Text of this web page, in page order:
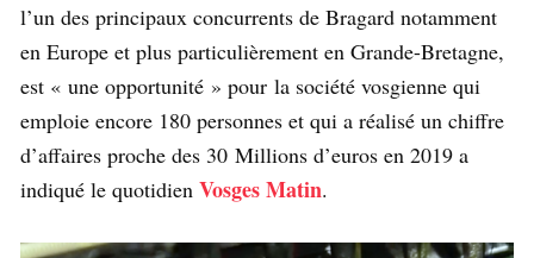
l’un des principaux concurrents de Bragard notamment
en Europe et plus particulièrement en Grande-Bretagne,
est « une opportunité » pour la société vosgienne qui
emploie encore 180 personnes et qui a réalisé un chiffre
d’affaires proche des 30 Millions d’euros en 2019 a
indiqué le quotidien Vosges Matin.